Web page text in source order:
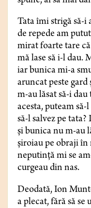
Tata îmi strigă să-i
de repede am
mirat foarte tare
mă lase să i-l dau.
iar bunica mi-a
aruncat peste gard
m-au lăsat să-i
acesta, puteam să-
să-l salvez pe
și bunica nu m-au
șiroiau pe obraji
neputință mi se
curgeau din nas.
Deodată, Ion
a plecat, fără să